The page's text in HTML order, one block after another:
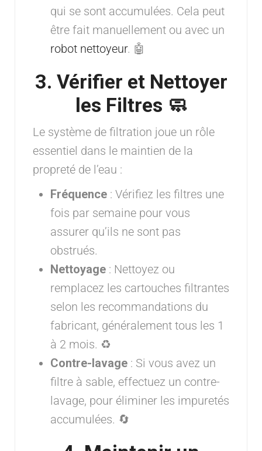
qui se sont accumulées. Cela peut
être fait manuellement ou avec un
robot nettoyeur. 🤖
3. Vérifier et Nettoyer
les Filtres 🧼
Le système de filtration joue un rôle
essentiel dans le maintien de la
propreté de l’eau :
Fréquence : Vérifiez les filtres une
fois par semaine pour vous
assurer qu’ils ne sont pas
obstrués.
Nettoyage : Nettoyez ou
remplacez les cartouches filtrantes
selon les recommandations du
fabricant, généralement tous les 1
à 2 mois. ♻️
Contre-lavage : Si vous avez un
filtre à sable, effectuez un contre-
lavage, pour éliminer les impuretés
accumulées. 🔄